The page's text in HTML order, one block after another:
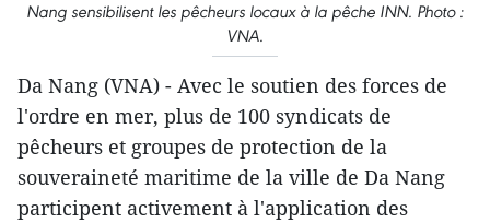
Nang sensibilisent les pêcheurs locaux à la pêche INN. Photo :
VNA.
Da Nang (VNA) - Avec le soutien des forces de
l'ordre en mer, plus de 100 syndicats de
pêcheurs et groupes de protection de la
souveraineté maritime de la ville de Da Nang
participent activement à l'application des